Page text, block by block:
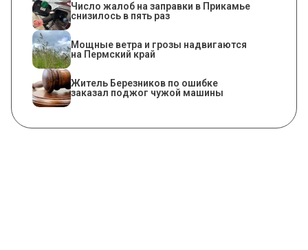
Число жалоб на заправки в Прикамье
снизилось в пять раз
Мощные ветра и грозы надвигаются
на Пермский край
Житель Березников по ошибке
заказал поджог чужой машины